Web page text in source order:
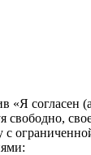
«Я
с